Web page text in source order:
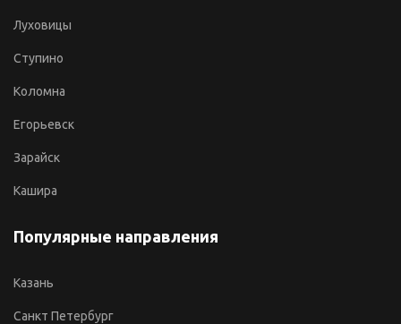
Луховицы
Ступино
Коломна
Егорьевск
Зарайск
Кашира
Популярные направления
Казань
Санкт Петербург